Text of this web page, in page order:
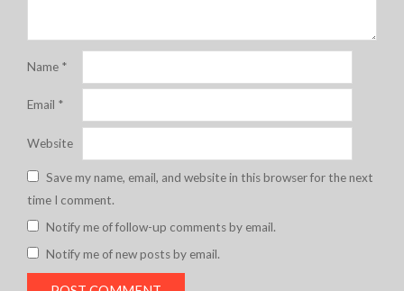
Name *
Email *
Website
Save my name, email, and website in this browser for the next
time I comment.
Notify me of follow-up comments by email.
Notify me of new posts by email.